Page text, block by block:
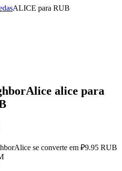
garantia
ALICE para RUB
alice para
se converte em ₽9.95 RUB